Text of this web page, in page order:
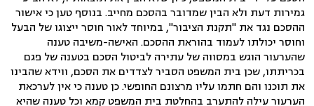
גמירות דעת ולא הבין שמדובר בהסכם מחייב. בנוסף טען כי אישור
ההסכם נגד את "תקנת הציבור", במיוחד לאור חוסר ייצוגו של הבעל
וחוסר יכולתו לעמוד בהוראת ההסכם. האישה-משיבה טענה
שהערעור הוגש במסווה של עתירה לביטול הסכם בטענה של פגם
בכריתתו, שכן בית המשפט הסביר לצדדים את הסכם, ווידא שהבינו
את תוכנו והם חתמו עליו מרצונם החופשי. כן טענה כי אין לערכאת
הערעור עילה להתערב בהחלטת בית המשפט קמא וכל טענה שהיא